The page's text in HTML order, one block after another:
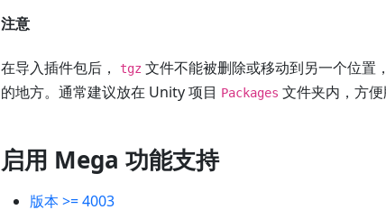
注意
在导入插件包后， tgz 文件不能被删除或移动到另一个位置
的地方。通常建议放在 Unity 项目 Packages 文件夹内，方便
启用 Mega 功能支持
版本 >= 4003